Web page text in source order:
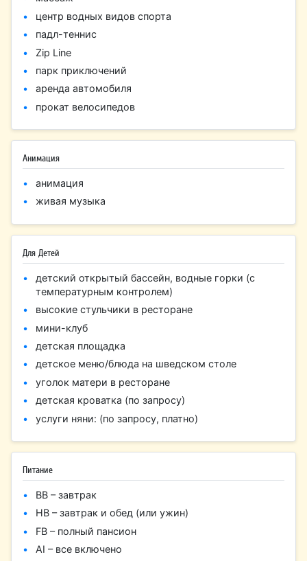
центр водных видов спорта
падл-теннис
Zip Line
парк приключений
аренда автомобиля
прокат велосипедов
Анимация
анимация
живая музыка
Для Детей
детский открытый бассейн, водные горки (с
температурным контролем)
высокие стульчики в ресторане
мини-клуб
детская площадка
детское меню/блюда на шведском столе
уголок матери в ресторане
детская кроватка (по запросу)
услуги няни: (по запросу, платно)
Питание
BB – завтрак
HB – завтрак и обед (или ужин)
FB – полный пансион
AI – все включено